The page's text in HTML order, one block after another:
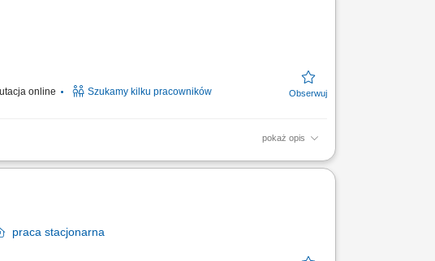
online Szukamy kilku pracowników
pokaż opis
i wybór podwykonawców, negocjowanie umów i
praca stacjonarna